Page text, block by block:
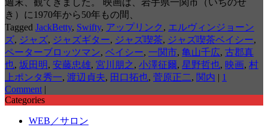
き）に1970年から50年もの間、
Tagged JackBetty, Swifty, アップリンク , エルヴィンジョーン
ズ, ジャズ, ジャズギター, ジャズ喫茶, ジャズ喫茶ベイシー,
ペーターブロッツマン, ベイシー, 一関市, 亀山千広, 古郡真
也, 坂田明, 安藤忠雄, 宮川朋之, 小澤征爾, 星野哲也, 映画, 村
上ポンタ秀一, 渡辺貞夫, 田口拓也, 菅原正二, 関内 | 1
Comment |
Categories
WEB／サロン